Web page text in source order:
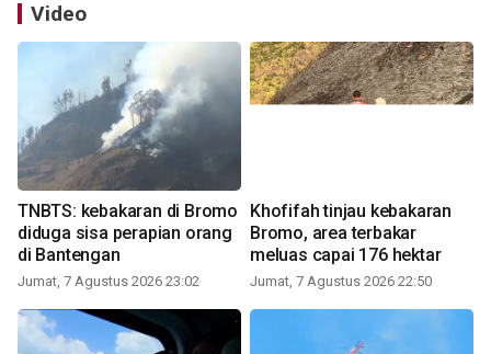
Video
TNBTS: kebakaran di Bromo
diduga sisa perapian orang
di Bantengan
Jumat, 7 Agustus 2026 23:02
Khofifah tinjau kebakaran
Bromo, area terbakar
meluas capai 176 hektar
Jumat, 7 Agustus 2026 22:50